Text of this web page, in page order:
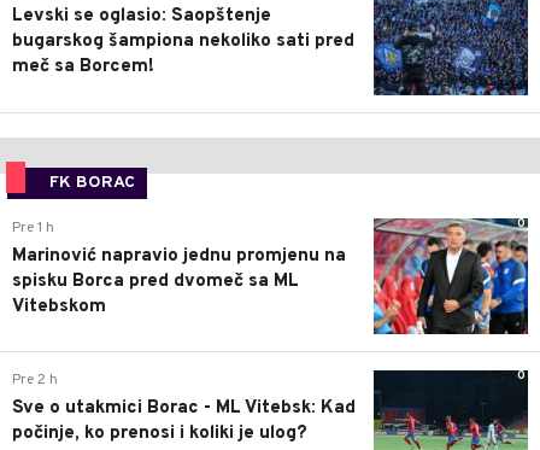
Levski se oglasio: Saopštenje
bugarskog šampiona nekoliko sati pred
meč sa Borcem!
FK BORAC
0
Pre 1 h
Marinović napravio jednu promjenu na
spisku Borca pred dvomeč sa ML
Vitebskom
0
Pre 2 h
Sve o utakmici Borac - ML Vitebsk: Kad
počinje, ko prenosi i koliki je ulog?